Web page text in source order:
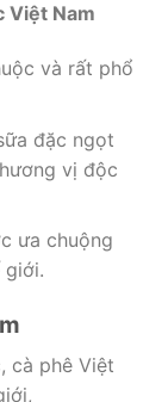
Việt Nam
và rất phổ
đặc ngọt
vị độc
ưa chuộng
giới.
cà phê Việt